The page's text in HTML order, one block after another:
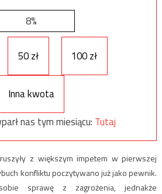
8%
50 zł 100 zł
Inna kwota
nas tym miesiącu: Tutaj
z większym impetem w pierwszej
konfliktu poczytywano już jako pewnik.
sprawę z zagrożenia, jednakże